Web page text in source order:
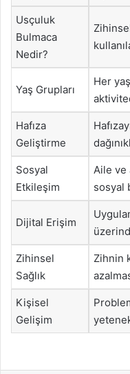
Usçuluk
Bulmaca
Nedir?
Yaş Grupları
Her
Hafıza
Geliştirme
Sosyal
Etkileşim
Aile ve
sosyal
Dijital Erişim
Zihinsel
Sağlık
Zihnin
Kişisel
Gelişim